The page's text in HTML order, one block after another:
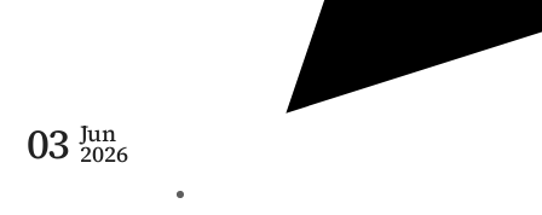
03 Jun
2026